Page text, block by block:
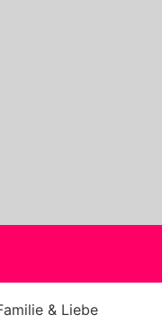
& Liebe